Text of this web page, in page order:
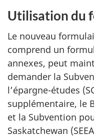
Utilisation du
Le nouveau
comprend un
annexes, peut
demander la
l’épargne-études (
supplémentaire, le
et la Subvention
Saskatchewan (